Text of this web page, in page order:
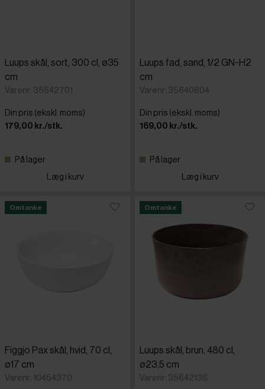
Luups skål, sort, 300 cl, ø35
cm
Varenr: 35642701
Din pris (ekskl. moms)
179,00 kr./stk.
På lager
Læg i kurv
Luups fad, sand, 1/2 GN-H2
cm
Varenr: 35640804
Din pris (ekskl. moms)
169,00 kr./stk.
På lager
Læg i kurv
Omtanke
Figgjo Pax skål, hvid, 70 cl,
ø17 cm
Varenr: 10454370
Omtanke
Luups skål, brun, 480 cl,
ø23,5 cm
Varenr: 35642136